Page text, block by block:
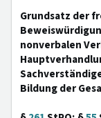
Grundsatz der
nonverbalen
Bildung der